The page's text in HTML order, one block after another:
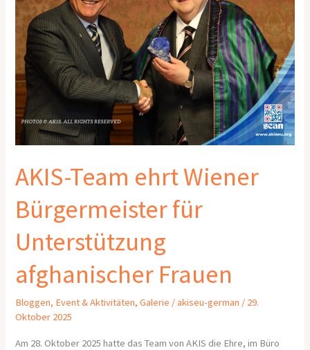
AKIS-Team ehrt Wiener
Bürgermeister für
Unterstützung
afghanischer Frauen
Bloggen, Event & Aktivitäten,Galerie /akiseu-german / 29.
Oktober 2025
Am 28. Oktober 2025 hatte das Team von AKIS die Ehre, im Büro
Unterstützung
afghanischer
Frauen